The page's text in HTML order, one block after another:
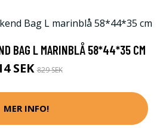
BAG L MARINBLÅ 58*44*35 CM
SEK829 SEK
MER INFO!